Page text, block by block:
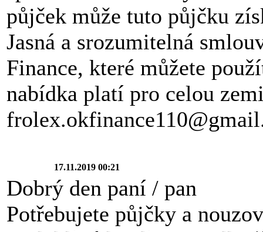
půjček může tuto půjčku
Jasná a srozumitelná
Finance, které můžete
nabídka platí pro celou
17.11.2019 00:21
Dobrý den paní / pan
Potřebujete půjčky a